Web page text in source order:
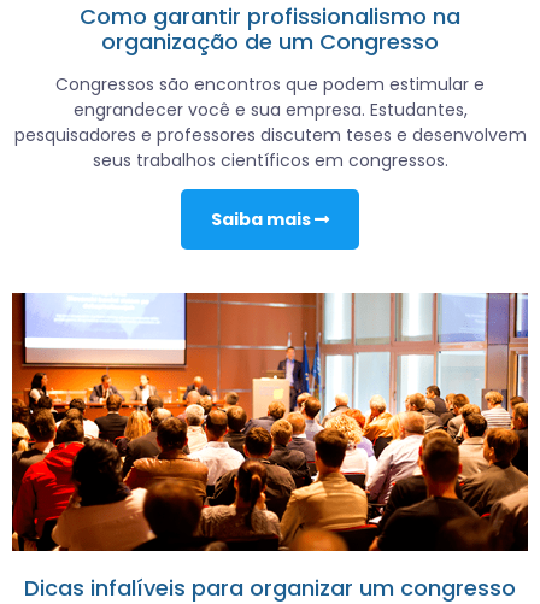
Como garantir profissionalismo na
organização de um Congresso
Congressos são encontros que podem estimular e
engrandecer você e sua empresa. Estudantes,
pesquisadores e professores discutem teses e desenvolvem
seus trabalhos científicos em congressos.
Saiba mais
Dicas infalíveis para organizar um congresso